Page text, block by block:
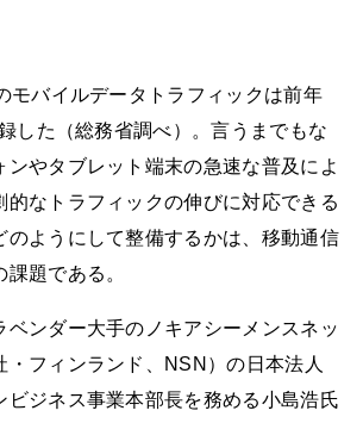
モバイルデータトラフィックは前年
した（総務省調べ）。言うまでもな
ンやタブレット端末の急速な普及によ
的なトラフィックの伸びに対応できる
のようにして整備するかは、移動通信
題である。
ベンダー大手のノキアシーメンスネッ
・フィンランド、NSN）の日本法人
ビジネス事業本部長を務める小島浩氏